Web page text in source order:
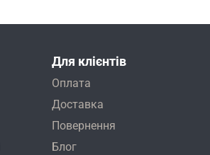
Для клієнтів
Оплата
Доставка
Повернення
Блог